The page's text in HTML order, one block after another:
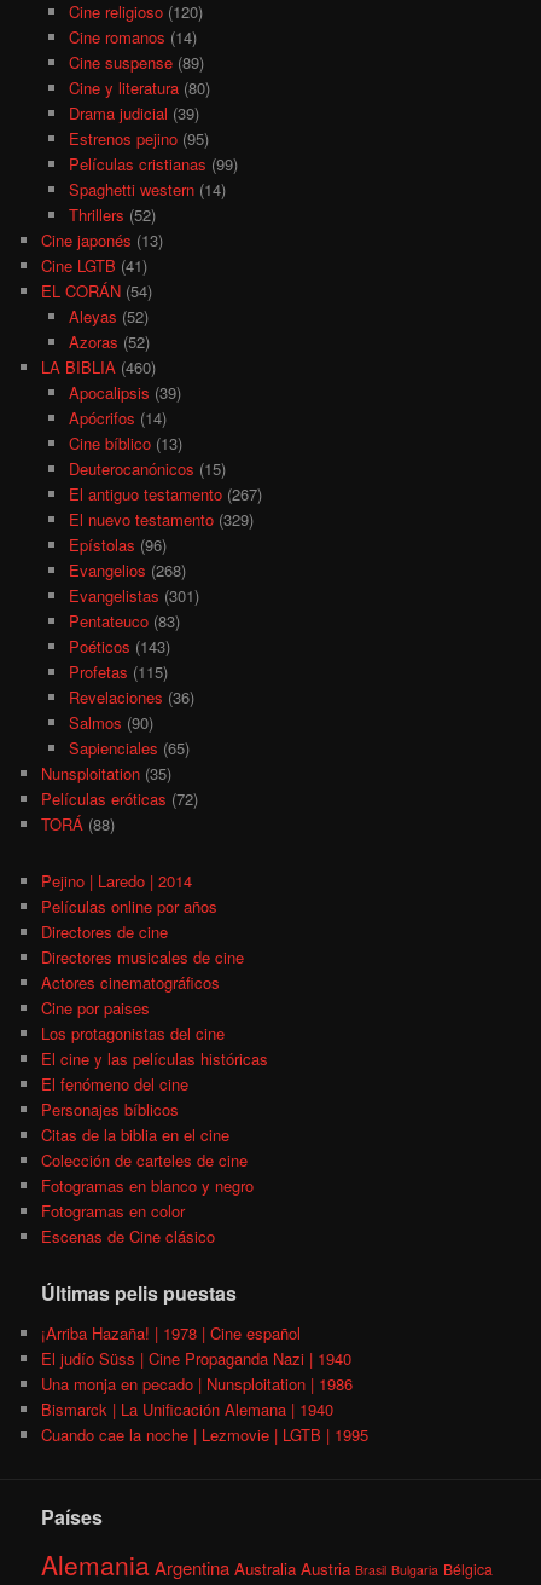
Cine religioso(120)
Cine romanos (14)
Cine suspense(89)
Cine y literatura(80)
Drama judicial (39)
Estrenos pejino(95)
Películas cristianas (99)
Spaghetti western(14)
Thrillers (52)
Cine japonés (13)
Cine LGTB (41)
EL CORÁN (54)
Aleyas (52)
Azoras (52)
LA BIBLIA (460)
Apocalipsis (39)
Apócrifos (14)
Cine bíblico(13)
Deuterocanónicos (15)
El antiguo testamento(267)
El nuevo testamento(329)
Epístolas (96)
Evangelios (268)
Evangelistas (301)
Pentateuco(83)
Poéticos (143)
Profetas (115)
Revelaciones (36)
Salmos (90)
Sapienciales (65)
Nunsploitation (35)
Películas eróticas (72)
TORÁ (88)
Pejino | Laredo | 2014
Películas online por años
Directores de cine
Directores musicales de cine
Actores cinematográficos
Cine por paises
Los protagonistas del cine
El cine y las películas históricas
El fenómeno del cine
Personajes bíblicos
Citas de la biblia en el cine
Colección de carteles de cine
Fotogramas en blanco y negro
Fotogramas en color
Escenas de Cine clásico
Últimas pelis puestas
¡Arriba Hazaña! | 1978 | Cine español
El judío Süss | Cine Propaganda Nazi | 1940
Una monja en pecado | Nunsploitation | 1986
Bismarck | La Unificación Alemana | 1940
Cuando cae la noche | Lezmovie | LGTB | 1995
Países
AlemaniaArgentina Australia Austria Brasil Bulgaria Bélgica